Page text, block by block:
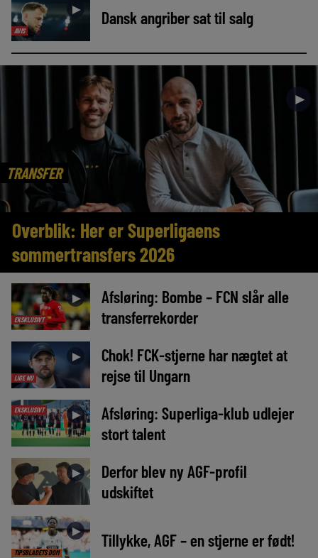
AVIS
► Dansk angriber sat til salg
TRANSFER
►
Overblik: Her er Superligaens
sommertransfers 2026
EKSKLUSIVT
►
Afsløring: Bombe – FCN slår alle
transferrekorder
LIGE NU
►
Chok! FCK-stjerne har nægtet at
rejse til Ungarn
EKSKLUSIVT ►
Afsløring: Superliga-klub udlejer
stort talent
►
Derfor blev ny AGF-profil
udskiftet
TIPSBLADETS DOM
► Tillykke, AGF – en stjerne er født!